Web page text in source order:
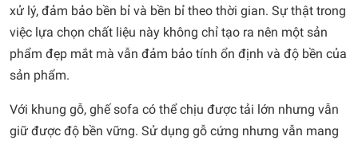
xử lý, đảm bảo bền bỉ và bền bỉ theo thời gian. Sự thật trong
việc lựa chọn chất liệu này không chỉ tạo ra nên một sản
phẩm đẹp mắt mà vẫn đảm bảo tính ổn định và độ bền của
sản phẩm.
Với khung gỗ, ghế sofa có thể chịu được tải lớn nhưng vẫn
giữ được độ bền vững. Sử dụng gỗ cứng nhưng vẫn mang